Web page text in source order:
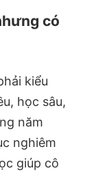
có
kiểu
học sâu,
năm
nghiêm
giúp cô